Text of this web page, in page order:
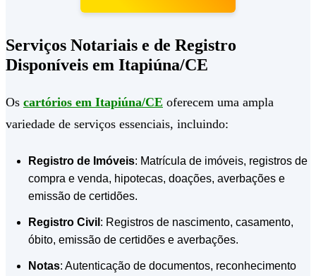
Serviços Notariais e de Registro
Disponíveis em Itapiúna/CE
Os cartórios em Itapiúna/CE oferecem uma ampla
variedade de serviços essenciais, incluindo:
Registro de Imóveis: Matrícula de imóveis, registros de
compra e venda, hipotecas, doações, averbações e
emissão de certidões.
Registro Civil : Registros de nascimento, casamento,
óbito, emissão de certidões e averbações.
Notas: Autenticação de documentos, reconhecimento